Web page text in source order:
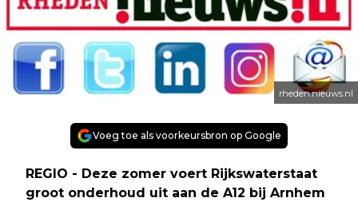
rheden.nieuws.nl
Voeg toe als voorkeursbron op Google
REGIO - Deze zomer voert Rijkswaterstaat
groot onderhoud uit aan de A12 bij Arnhem